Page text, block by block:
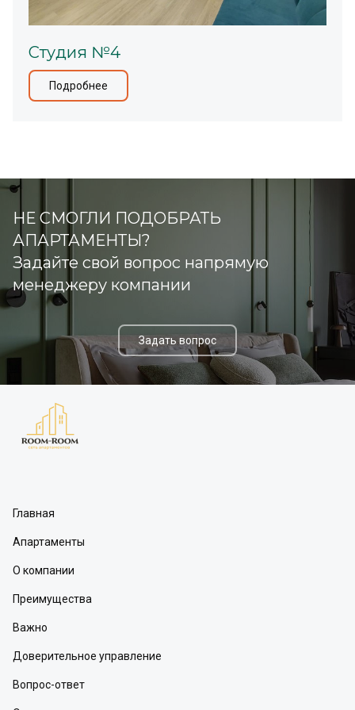
Студия №4
Подробнее
НЕ СМОГЛИ ПОДОБРАТЬ
АПАРТАМЕНТЫ?
Задайте свой вопрос напрямую
менеджеру компании
Задать вопрос
Главная
Апартаменты
О компании
Преимущества
Важно
Доверительное управление
Вопрос-ответ